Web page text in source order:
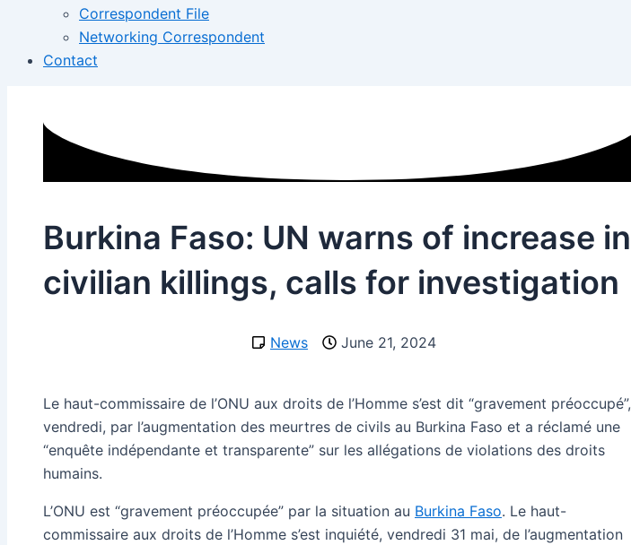
Correspondent File
Networking Correspondent
Contact
Burkina Faso: UN warns of increase in
civilian killings, calls for investigation
News June 21, 2024
Le haut-commissaire de l’ONU aux droits de l’Homme s’est dit “gravement préoccupé”,
vendredi, par l’augmentation des meurtres de civils au Burkina Faso et a réclamé une
“enquête indépendante et transparente” sur les allégations de violations des droits
humains.
L’ONU est “gravement préoccupée” par la situation au Burkina Faso. Le haut-
commissaire aux droits de l’Homme s’est inquiété, vendredi 31 mai, de l’augmentation